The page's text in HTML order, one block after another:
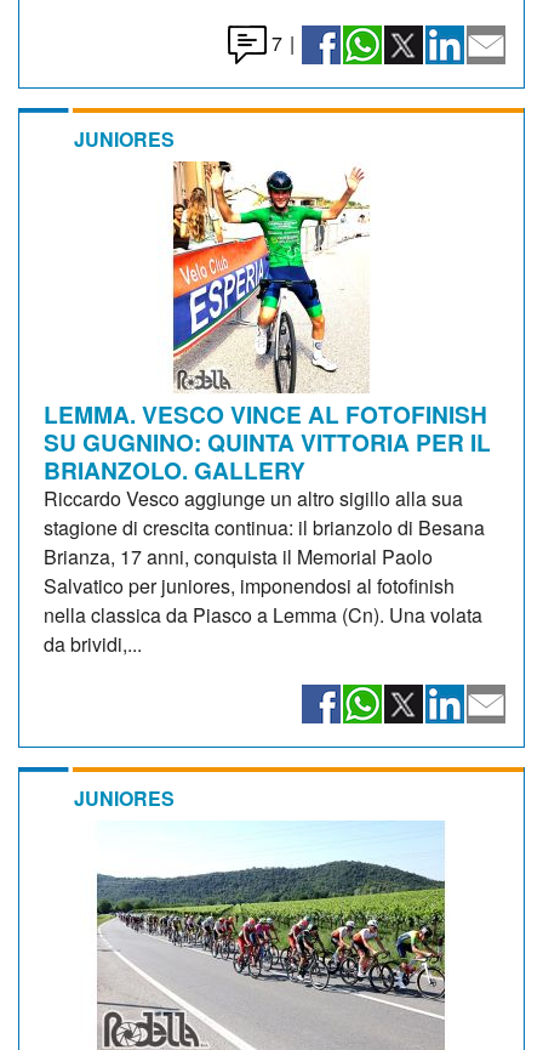
7 |
JUNIORES
LEMMA. VESCO VINCE AL FOTOFINISH
SU GUGNINO: QUINTA VITTORIA PER IL
BRIANZOLO. GALLERY
Riccardo Vesco aggiunge un altro sigillo alla sua
stagione di crescita continua: il brianzolo di Besana
Brianza, 17 anni, conquista il Memorial Paolo
Salvatico per juniores, imponendosi al fotofinish
nella classica da Piasco a Lemma (Cn). Una volata
da brividi,...
JUNIORES